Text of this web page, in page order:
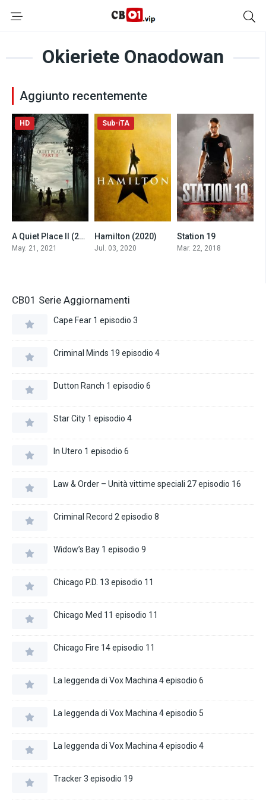
Okieriete Onaodowan
Aggiunto recentemente
0
HD
A Quiet Place II (2021)
May. 21, 2021
8.5
Sub-iTA
Hamilton (2020)
Jul. 03, 2020
Station 19
Mar. 22, 2018
CB01 Serie Aggiornamenti
Cape Fear 1 episodio 3
Criminal Minds 19 episodio 4
Dutton Ranch 1 episodio 6
Star City 1 episodio 4
In Utero 1 episodio 6
Law & Order – Unità vittime speciali 27 episodio 16
Criminal Record 2 episodio 8
Widow’s Bay 1 episodio 9
Chicago P.D. 13 episodio 11
Chicago Med 11 episodio 11
Chicago Fire 14 episodio 11
La leggenda di Vox Machina 4 episodio 6
La leggenda di Vox Machina 4 episodio 5
La leggenda di Vox Machina 4 episodio 4
Tracker 3 episodio 19